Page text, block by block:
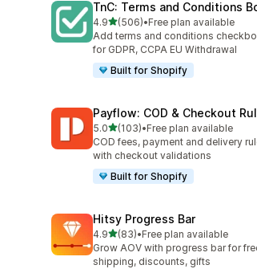
TnC: Terms and Conditions
4.9별 5개 중
(506)
총 리뷰 506개
•Free plan available
Add terms and conditions
for GDPR, CCPA EU Withdrawal
Built for Shopify
Payflow: COD & Checkout
5.0별 5개 중
(103)
총 리뷰 103개
•Free plan available
COD fees, payment and delivery
with checkout validations
Built for Shopify
Hitsy Progress Bar
4.9별 5개 중
(83)
총 리뷰 83개
•Free plan available
Grow AOV with progress bar for
shipping, discounts, gifts